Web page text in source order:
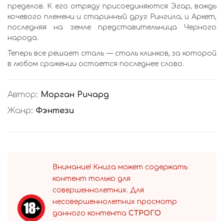
пределов. К его отряду присоединяются Эгар, вождь
кочевого племени и старинный друг Рингила, и Аркет,
последняя на земле представительница Черного
народа.
Теперь все решает сталь — сталь клинков, за которой
в любом сражении остается последнее слово.
Автор: Морган Ричард
Жанр: Фэнтези
Внимание! Книга может содержать
контент только для
совершеннолетних. Для
несовершеннолетних просмотр
данного контента СТРОГО